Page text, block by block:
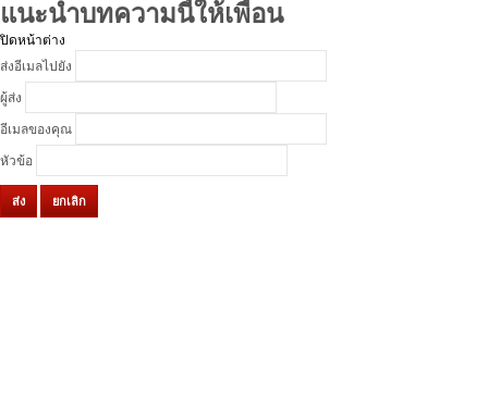
แนะนำบทความนี้ให้เพื่อน
ปิดหน้าต่าง
ส่งอีเมลไปยัง
ผู้ส่ง
อีเมลของคุณ
หัวข้อ
ส่ง ยกเลิก